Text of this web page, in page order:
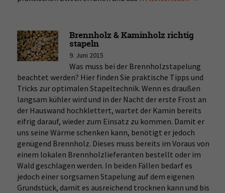
für
Kaminholz
Brennholz & Kaminholz richtig
stapeln
9. Juni 2015
Was muss bei der Brennholzstapelung
beachtet werden? Hier finden Sie praktische Tipps und
Tricks zur optimalen Stapeltechnik. Wenn es draußen
langsam kühler wird und in der Nacht der erste Frost an
der Hauswand hochklettert, wartet der Kamin bereits
eifrig darauf, wieder zum Einsatz zu kommen. Damit er
uns seine Wärme schenken kann, benötigt er jedoch
genügend Brennholz. Dieses muss bereits im Voraus von
einem lokalen Brennholzlieferanten bestellt oder im
Wald geschlagen werden. In beiden Fällen bedarf es
jedoch einer sorgsamen Stapelung auf dem eigenen
Grundstück, damit es ausreichend trocknen kann und bis